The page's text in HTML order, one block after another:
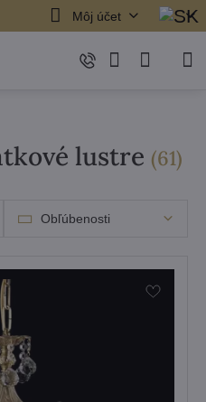
Môj účet
lustre (61)
Obľúbenosti